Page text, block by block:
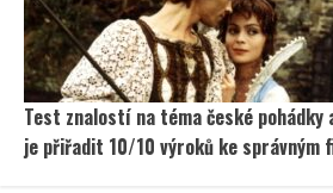
Test znalostí na téma české pohádky
je přiřadit 10/10 výroků ke správným